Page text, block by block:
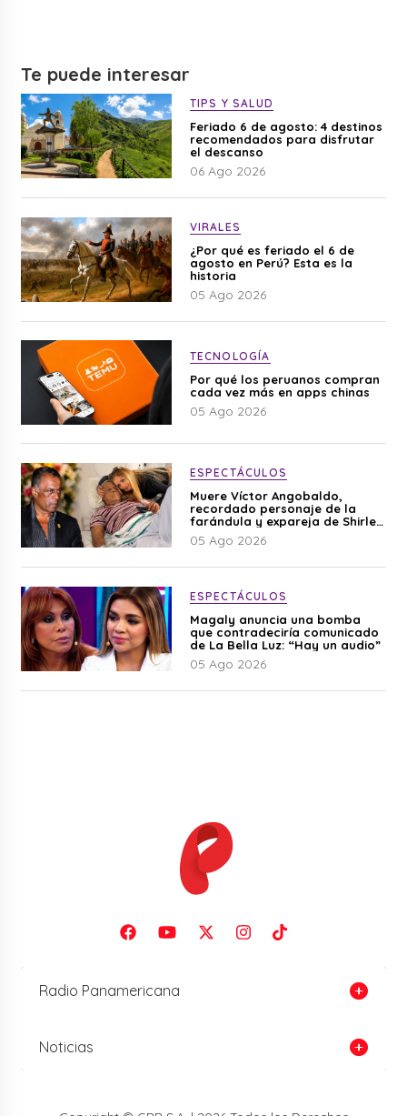
Te puede interesar
TIPS Y SALUD
Feriado 6 de agosto: 4 destinos
recomendados para disfrutar
el descanso
06 Ago 2026
VIRALES
¿Por qué es feriado el 6 de
agosto en Perú? Esta es la
historia
05 Ago 2026
TECNOLOGÍA
Por qué los peruanos compran
cada vez más en apps chinas
05 Ago 2026
ESPECTÁCULOS
Muere Víctor Angobaldo,
recordado personaje de la
farándula y expareja de Shirley
Cherres
05 Ago 2026
ESPECTÁCULOS
Magaly anuncia una bomba
que contradeciría comunicado
de La Bella Luz: “Hay un audio”
05 Ago 2026
Radio Panamericana
Noticias